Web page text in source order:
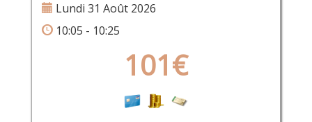
Lundi 31 Août 2026
10:05 - 10:25
101€